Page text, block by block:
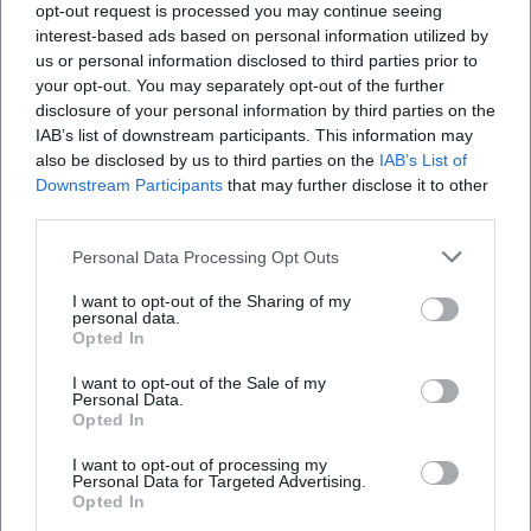
opt-out request is processed you may continue seeing
interest-based ads based on personal information utilized by
us or personal information disclosed to third parties prior to
your opt-out. You may separately opt-out of the further
disclosure of your personal information by third parties on the
IAB’s list of downstream participants. This information may
also be disclosed by us to third parties on the IAB’s List of
Downstream Participants that may further disclose it to other
Personal Data Processing Opt Outs
I want to opt-out of the Sharing of my
personal data.
Opted In
I want to opt-out of the Sale of my
Personal Data.
Opted In
I want to opt-out of processing my
Personal Data for Targeted Advertising.
Opted In
liebevolles Biotop; Landwirtschaft und Dorfleben werden
zum Brennglas für gesellschaftliche Themen. Gerade hier
gewinnt ihre Kunst kulturellen Wert: Dialekt wird zum
ästhetischen Werkzeug, Heimat zum offenen Ort, an dem
Humor reibt, tröstet, provoziert. Ihre Bühnenpräsenz bleibt
dabei geerdet, nie effekthascherisch – eine Autorin ihrer
eigenen Sprache, die Melodie und Mundart zu Alltagslyrik
verdichtet.
Schwarzmann hat dazu beigetragen, dass bairischer
Dialekt auf großen Bühnen selbstverständlich geworden
ist – nicht als Folklore, sondern als präzises Stilmittel. Ihre
ihre Tonträger hielten sie fest. So verschiebt sie die
Koordinaten des modernen Kabaretts: Weg von bloßer
Relevanz aus Nähe und Genauigkeit zieht. Dass ihre Alben
in die Charts gelangten, zeigt den Transfer vom Live-